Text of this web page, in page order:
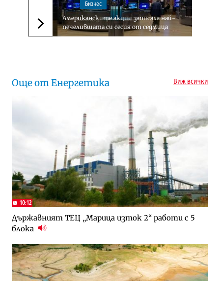
Следваща новина
Бизнес
Американските акции записаха най-
печелившата си сесия от седмица
Още от Енергетика Виж всички
10:12
Държавният ТЕЦ „Марица изток 2“ работи с 5
блока